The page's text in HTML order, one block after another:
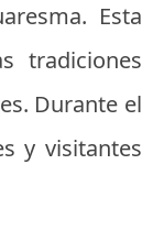
Esta
tradiciones
Durante el
y visitantes